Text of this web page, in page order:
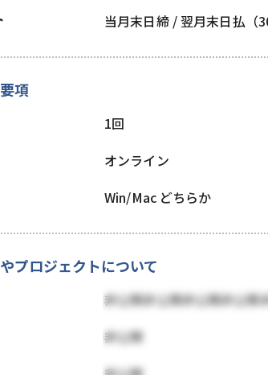
当月末日締 / 翌月末日払（
項
1回
オンライン
Win/Mac どちらか
プロジェクトについて
非公開非公開非公開非公開
非公開